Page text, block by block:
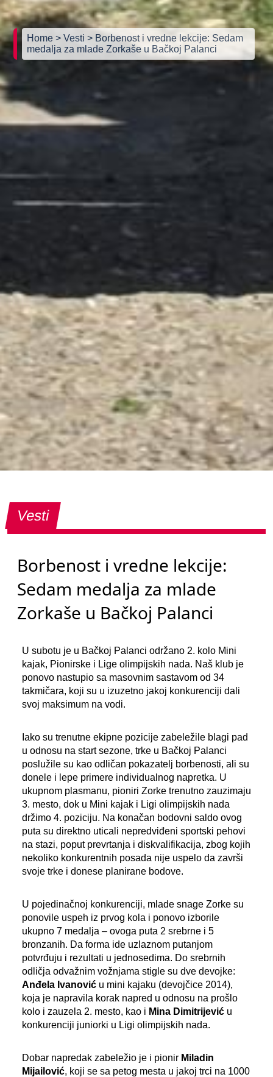
Home> Vesti> Borbenost i vredne lekcije: Sedam
medalja za mlade Zorkaše u Bačkoj Palanci
Vesti
Borbenost i vredne lekcije:
Sedam medalja za mlade
Zorkaše u Bačkoj Palanci
U subotu je u Bačkoj Palanci održano 2. kolo Mini
kajak, Pionirske i Lige olimpijskih nada. Naš klub je
ponovo nastupio sa masovnim sastavom od 34
takmičara, koji su u izuzetno jakoj konkurenciji dali
svoj maksimum na vodi.
Iako su trenutne ekipne pozicije zabeležile blagi pad
u odnosu na start sezone, trke u Bačkoj Palanci
poslužile su kao odličan pokazatelj borbenosti, ali su
donele i lepe primere individualnog napretka. U
ukupnom plasmanu, pioniri Zorke trenutno zauzimaju
3. mesto, dok u Mini kajak i Ligi olimpijskih nada
držimo 4. poziciju. Na konačan bodovni saldo ovog
puta su direktno uticali nepredviđeni sportski pehovi
na stazi, poput prevrtanja i diskvalifikacija, zbog kojih
nekoliko konkurentnih posada nije uspelo da završi
svoje trke i donese planirane bodove.
U pojedinačnoj konkurenciji, mlade snage Zorke su
ponovile uspeh iz prvog kola i ponovo izborile
ukupno 7 medalja – ovoga puta 2 srebrne i 5
bronzanih. Da forma ide uzlaznom putanjom
potvrđuju i rezultati u jednosedima. Do srebrnih
odličja odvažnim vožnjama stigle su dve devojke:
Anđela Ivanović u mini kajaku (devojčice 2014),
koja je napravila korak napred u odnosu na prošlo
kolo i zauzela 2. mesto, kao i Mina Dimitrijević u
konkurenciji juniorki u Ligi olimpijskih nada.
Dobar napredak zabeležio je i pionir Miladin
Mijailović, koji se sa petog mesta u jakoj trci na 1000